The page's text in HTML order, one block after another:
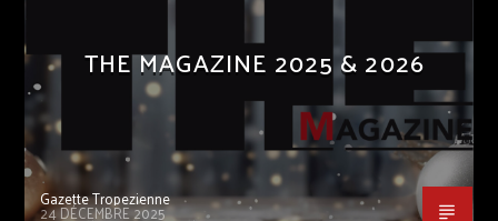
THE MAGAZINE 2025 & 2026
Gazette Tropezienne
24 DÉCEMBRE 2025